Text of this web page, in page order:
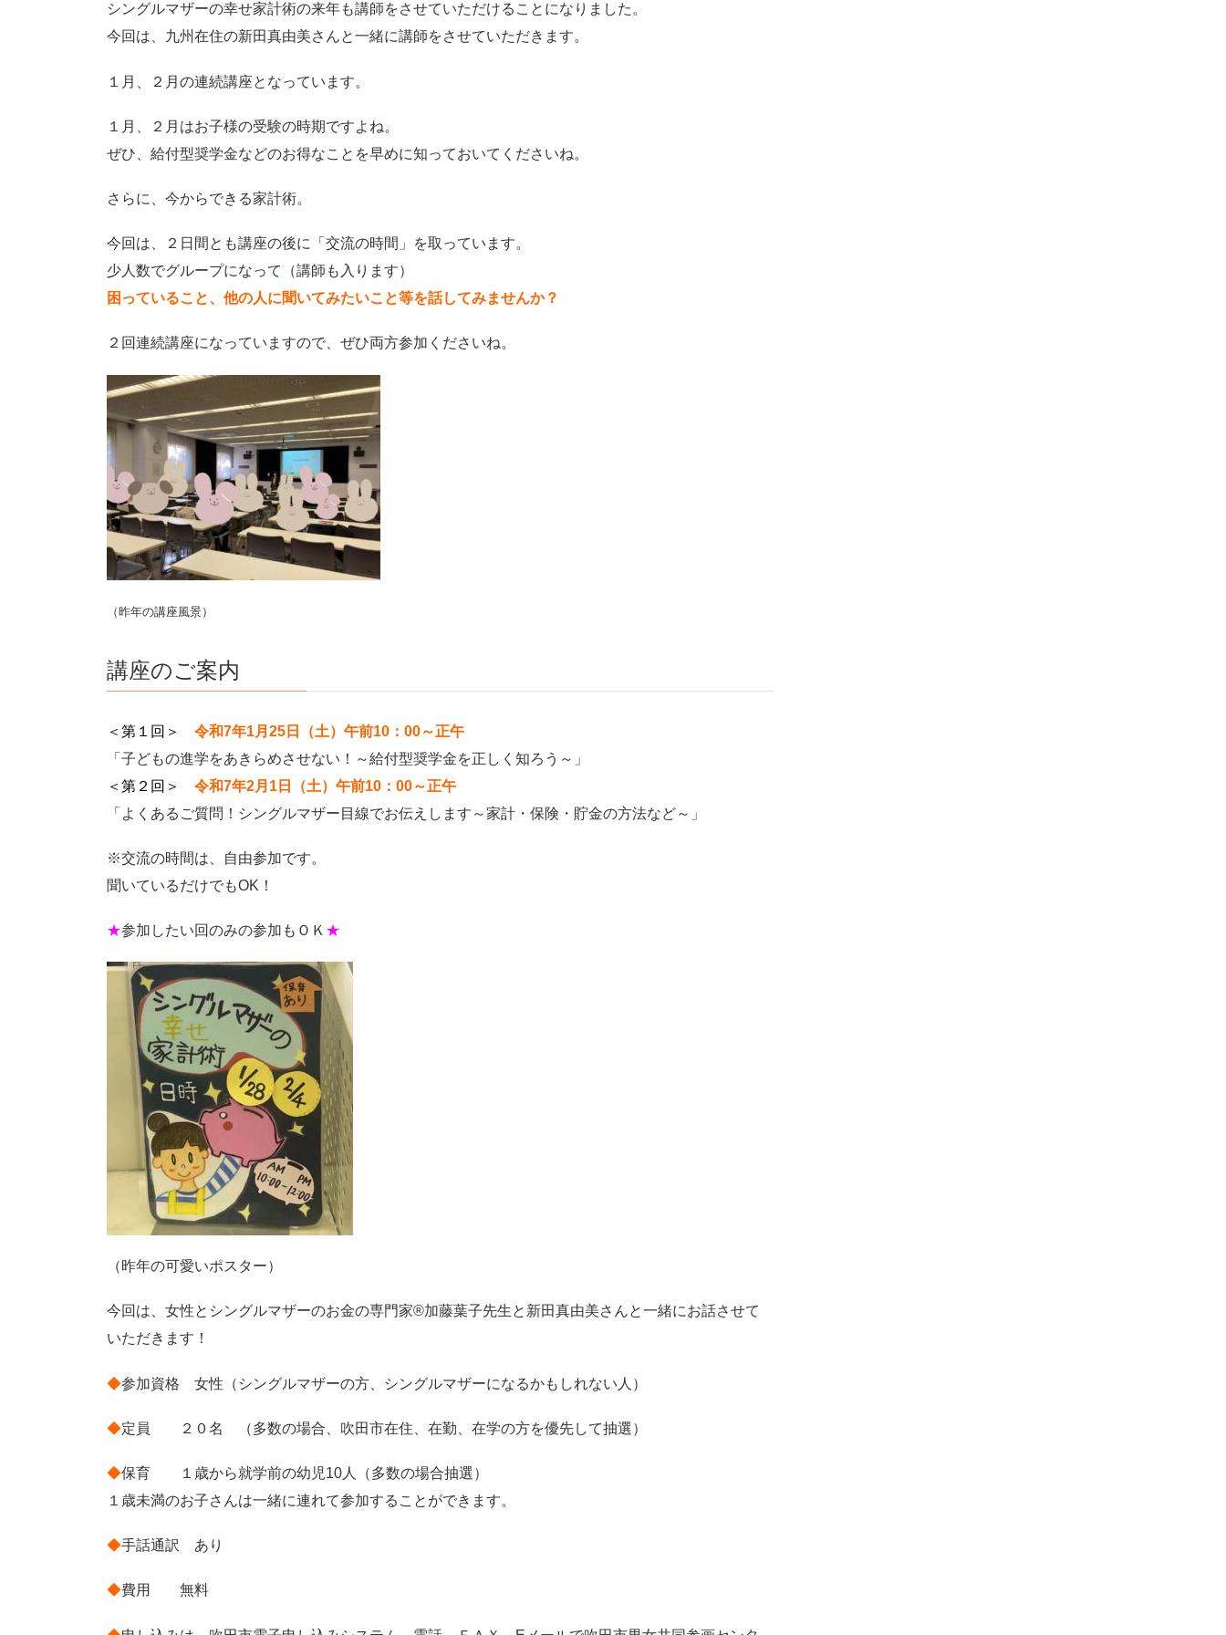
シングルマザーの幸せ家計術の来年も講師をさせていただけることになりました。
今回は、九州在住の新田真由美さんと一緒に講師をさせていただきます。
１月、２月の連続講座となっています。
１月、２月はお子様の受験の時期ですよね。
ぜひ、給付型奨学金などのお得なことを早めに知っておいてくださいね。
さらに、今からできる家計術。
今回は、２日間とも講座の後に「交流の時間」を取っています。
少人数でグループになって（講師も入ります）
困っていること、他の人に聞いてみたいこと等を話してみませんか？
２回連続講座になっていますので、ぜひ両方参加くださいね。
（昨年の講座風景）
講座のご案内
＜第１回＞ 令和7年1月25日（土）午前10：00～正午
「子どもの進学をあきらめさせない！～給付型奨学金を正しく知ろう～」
＜第２回＞
令和7年2月1日（土）午前10：00～正午
「よくあるご質問！シングルマザー目線でお伝えします～家計・保険・貯金の方法など～」
※交流の時間は、自由参加です。
聞いているだけでもOK！
★参加したい回のみの参加もＯＫ ★
（昨年の可愛いポスター）
今回は、女性とシングルマザーのお金の専門家®加藤葉子先生と新田真由美さんと一緒にお話させて
いただきます！
◆参加資格 女性（シングルマザーの方、シングルマザーになるかもしれない人）
◆定員 ２０名 （多数の場合、吹田市在住、在勤、在学の方を優先して抽選）
◆保育 １歳から就学前の幼児10人（多数の場合抽選）
１歳未満のお子さんは一緒に連れて参加することができます。
◆手話通訳 あり
◆費用 無料